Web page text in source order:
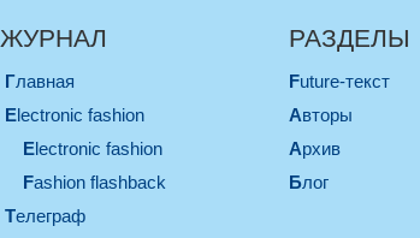
ЖУРНАЛ
Главная
electronic fashion
electronic fashion
Fashion flashback
телеграф
РАЗДЕЛЫ
Future-текст
Авторы
Архив
Блог